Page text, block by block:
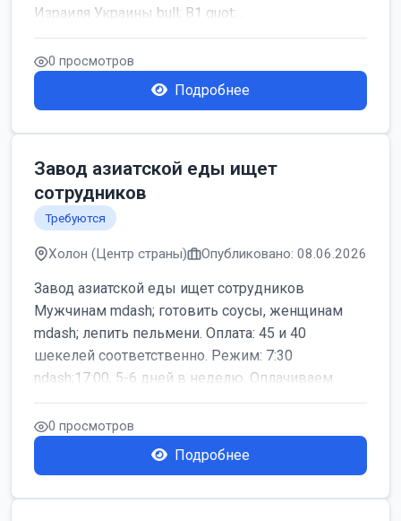
Израиля Украины bull; B1 quot;...
0 просмотров
Подробнее
Завод азиатской еды ищет
сотрудников
Требуются
Холон (Центр страны) Опубликовано: 08.06.2026
Завод азиатской еды ищет сотрудников
Мужчинам mdash; готовить соусы, женщинам
mdash; лепить пельмени. Оплата: 45 и 40
шекелей соответственно. Режим: 7:30
ndash;17:00, 5-6 дней в неделю. Оплачиваем
дор...
0 просмотров
Подробнее